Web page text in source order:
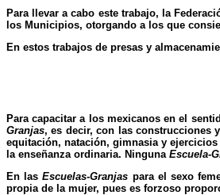
Para llevar a cabo este trabajo, la
los Municipios, otorgando a los que
En estos trabajos de presas y
Para capacitar a los mexicanos en el
Granjas, es decir, con las construcciones
equitación, natación, gimnasia y
la enseñanza ordinaria. Ninguna Escuela-
En lasEscuelas-Granjas para el sexo
propia de la mujer, pues es forzoso